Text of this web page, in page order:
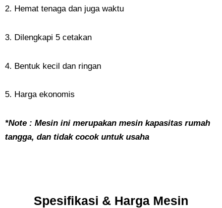
2. Hemat tenaga dan juga waktu
3. Dilengkapi 5 cetakan
4. Bentuk kecil dan ringan
5. Harga ekonomis
*Note : Mesin ini merupakan mesin kapasitas rumah
tangga, dan tidak cocok untuk usaha
Spesifikasi & Harga Mesin